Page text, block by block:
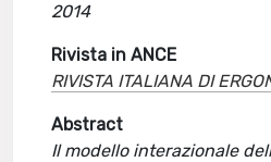
2014
Rivista in ANCE
RIVISTA ITALIANA DI
Abstract
Il modello interazionale